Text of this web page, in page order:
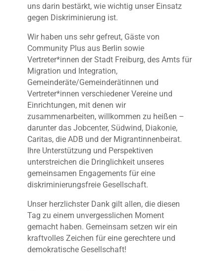
uns darin bestärkt, wie wichtig unser Einsatz
gegen Diskriminierung ist.
Wir haben uns sehr gefreut, Gäste von
Community Plus aus Berlin sowie
Vertreter*innen der Stadt Freiburg, des Amts für
Migration und Integration,
Gemeinderäte/Gemeinderätinnen und
Vertreter*innen verschiedener Vereine und
Einrichtungen, mit denen wir
zusammenarbeiten, willkommen zu heißen –
darunter das Jobcenter, Südwind, Diakonie,
Caritas, die ADB und der Migrantinnenbeirat.
Ihre Unterstützung und Perspektiven
unterstreichen die Dringlichkeit unseres
gemeinsamen Engagements für eine
diskriminierungsfreie Gesellschaft.
Unser herzlichster Dank gilt allen, die diesen
Tag zu einem unvergesslichen Moment
gemacht haben. Gemeinsam setzen wir ein
kraftvolles Zeichen für eine gerechtere und
demokratische Gesellschaft!